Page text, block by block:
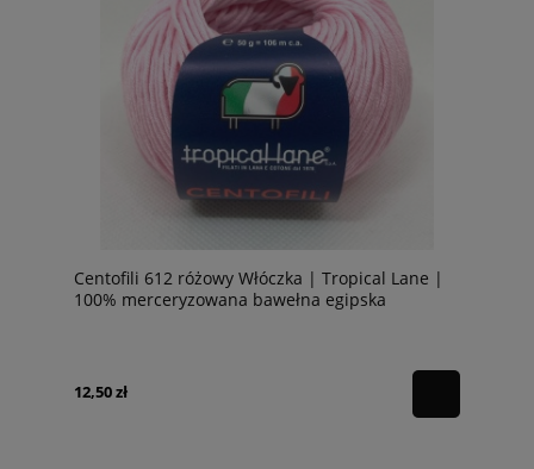
Centofili 612 różowy Włóczka | Tropical Lane |
100% merceryzowana bawełna egipska
12,50 zł